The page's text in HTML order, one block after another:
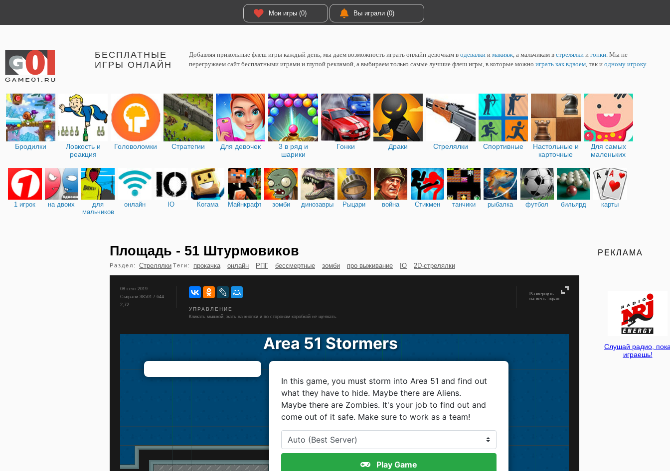
Мои игры (0) Вы играли (0)
БЕСПЛАТНЫЕ
ИГРЫ ОНЛАЙН
Добавляя прикольные флеш игры каждый день, мы даем возможность играть онлайн девочкам в одевалки и макияж, а мальчикам в стрелялки и гонки. Мы не
перегружаем сайт бесплатными играми и глупой рекламой, а выбираем только самые лучшие флеш игры, в которые можно играть как вдвоем, так и одному игроку.
Бродилки
Ловкость и
реакция
Головоломки Стратегии Для девочек
3 в ряд и
шарики
Гонки Драки Стрелялки Спортивные
Настольные и
карточные
Для самых
маленьких
1 игрок на двоих
для
мальчиков
онлайн IO Когама Майнкрафт зомби динозавры Рыцари война Стикмен танчики рыбалка футбол бильярд карты
Площадь - 51 Штурмовиков
Раздел: Стрелялки Теги: прокачка онлайн РПГ бессмертные зомби про выживание IO 2D-стрелялки
Развернуть
на весь экран
08 сент 2019
Сыграли 38501 / 644
2,72
УПРАВЛЕНИЕ
Кликать мышкой, жать на кнопки и по сторонам коробкой не щелкать.
РЕКЛАМА
Слушай радио,
играешь!